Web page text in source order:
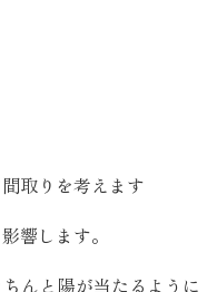
取りを考えます
響します。
んと陽が当たるように